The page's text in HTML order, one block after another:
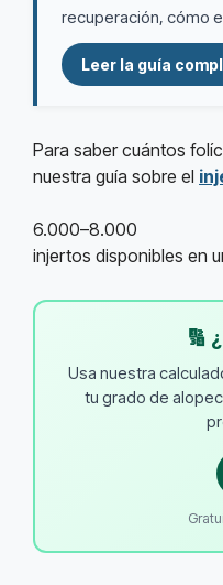
recuperación, cómo
Leer la guía
Para saber cuántos
nuestra guía sobre el
6.000–8.000
injertos disponibles en
🔢
Usa nuestra
tu grado de